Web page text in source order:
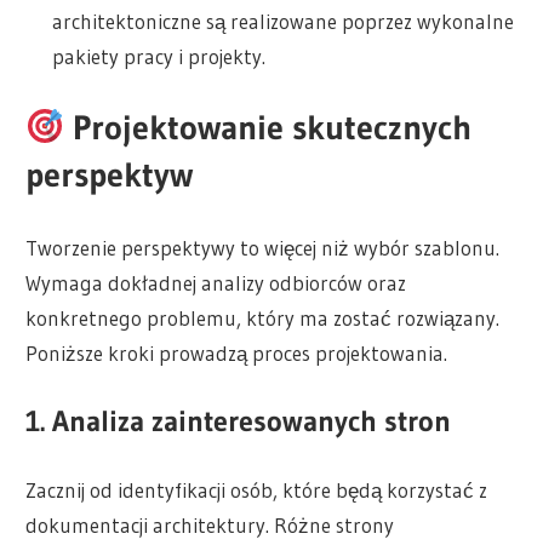
architektoniczne są realizowane poprzez wykonalne
pakiety pracy i projekty.
Projektowanie skutecznych
perspektyw
Tworzenie perspektywy to więcej niż wybór szablonu.
Wymaga dokładnej analizy odbiorców oraz
konkretnego problemu, który ma zostać rozwiązany.
Poniższe kroki prowadzą proces projektowania.
1. Analiza zainteresowanych stron
Zacznij od identyfikacji osób, które będą korzystać z
dokumentacji architektury. Różne strony